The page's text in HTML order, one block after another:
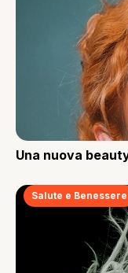
Una nuova
Salute e Benessere